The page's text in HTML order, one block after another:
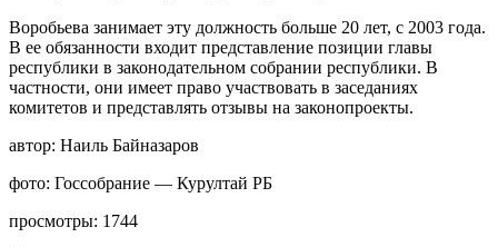
Воробьева занимает эту должность больше 20 лет, с 2003 года.
В ее обязанности входит представление позиции главы
республики в законодательном собрании республики. В
частности, они имеет право участвовать в заседаниях
комитетов и представлять отзывы на законопроекты.
автор: Наиль Байназаров
фото: Госсобрание — Курултай РБ
просмотры: 1744